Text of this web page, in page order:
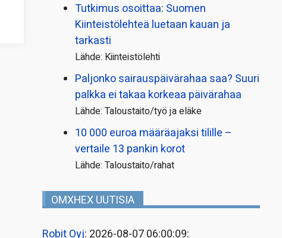
Tutkimus osoittaa: Suomen
Kiinteistölehteä luetaan kauan ja
tarkasti
Lähde: Kiinteistölehti
Paljonko sairauspäivä­rahaa saa? Suuri
palkka ei takaa korkeaa päivärahaa
Lähde: Taloustaito/työ ja eläke
10 000 euroa määräajaksi tilille –
vertaile 13 pankin korot
Lähde: Taloustaito/rahat
OMXHEX UUTISIA
Robit Oyj: 2026-08-07 06:00:09: